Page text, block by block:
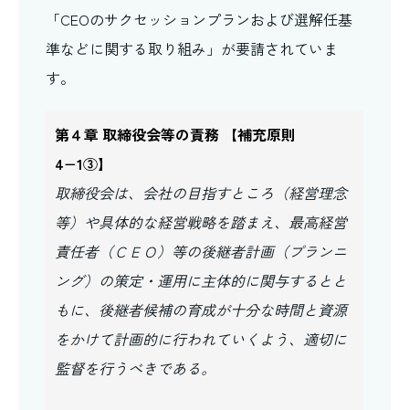
「CEOのサクセッションプランおよび選解任基
準などに関する取り組み」が要請されていま
す。
第４章 取締役会等の責務 【補充原則
4−1③】
取締役会は、会社の目指すところ（経営理念
等）や具体的な経営戦略を踏まえ、最高経営
責任者（ＣＥＯ）等の後継者計画（プランニ
ング）の策定・運用に主体的に関与するとと
もに、後継者候補の育成が十分な時間と資源
をかけて計画的に行われていくよう、適切に
監督を行うべきである。